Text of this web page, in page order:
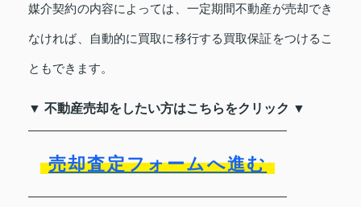
媒介契約の内容によっては、一定期間不動産が売却でき
なければ、自動的に買取に移行する買取保証をつけるこ
ともできます。
▼ 不動産売却をしたい方はこちらをクリック ▼
売却査定フォームへ進む